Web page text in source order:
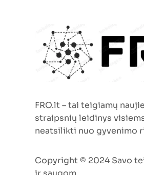
FRO.lt – tai teigiamų
straipsnių leidinys
neatsilikti nuo gyvenimo
Copyright © 2024 Savo